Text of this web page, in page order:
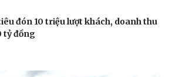
đón 10 triệu lượt khách, doanh thu
tỷ đồng